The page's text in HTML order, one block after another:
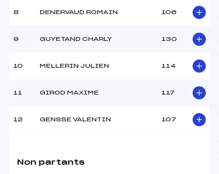
8 DENERVAUD ROMAIN 106
9 GUYETAND CHARLY 130
10 MELLERIN JULIEN 114
11 GIROD MAXIME 117
12 GENSSE VALENTIN 107
Non partants